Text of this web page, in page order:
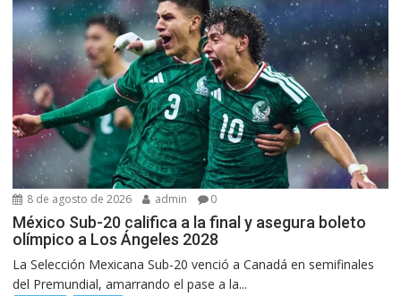
8 de agosto de 2026 admin 0
México Sub-20 califica a la final y asegura boleto
olímpico a Los Ángeles 2028
La Selección Mexicana Sub-20 venció a Canadá en semifinales
del Premundial, amarrando el pase a la...